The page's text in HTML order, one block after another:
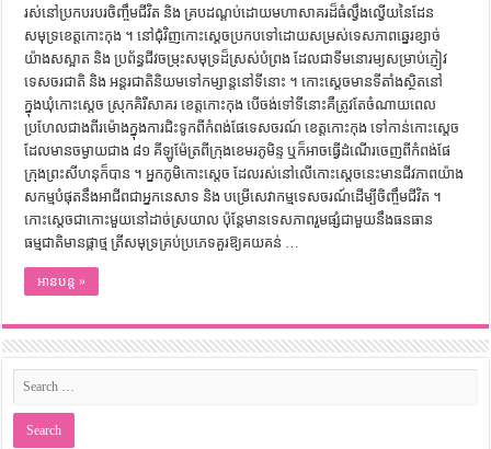
រស់នៅប្រកបរបរចិញ្ចឹមជីវិត និង គ្របដណ្តប់ដោយមហាសាគរដ៏ធំល្វឹងល្វើយនៃដែន
សមុទ្រខេត្តកោះកុង ។ នៅជុំវិញកោះស្តេចប្រកបទៅដោយសម្រស់ទេសភាពឆ្នេរខ្សាច់
យ៉ាងសស្អាត និង ប្រព័ន្ធជីវចម្រុះសមុទ្រដ៏ស្រស់បំព្រង ដែលជាទីមនោរម្យសម្រាប់ភ្ញៀវ
ទេសចរជាតិ និង អន្តរជាតិនិយមទៅកម្សាន្តនៅទីនោះ ។ កោះស្តេចមានទីតាំងស្ថិតនៅ
ក្នុងឃុំកោះស្តេច ស្រុកគិរីសាគរ ខេត្តកោះកុង បើចង់ទៅទីនោះគឺត្រូវតែចំណាយពេល
ប្រហែលជាងពីរម៉ោងក្នុងការជិះទូកពីកំពង់ផែទេសចរណ៍ ខេត្តកោះកុង ទៅកាន់កោះស្តេច
ដែលមានចម្ងាយជាង ៨១ គីឡូម៉ែត្រពីក្រុងខេមរភូមិន្ទ ឬក៏អាចធ្វើដំណើរចេញពីកំពង់ផែ
ក្រុងព្រះសីហនុក៏បាន ។ អ្នកភូមិកោះស្តេច ដែលរស់នៅលើកោះស្តេចនេះមានជីវភាពយ៉ាង
សកម្មបំផុតនឹងអាជីពជាអ្នកនេសាទ និង បម្រើសេវាកម្មទេសចរណ៍ដើម្បីចិញ្ចឹមជីវិត ។
កោះស្តេចជាកោះមួយនៅដាច់ស្រយាល ប៉ុន្តែមានទេសភាពរួមផ្សំជាមួយនឹងធនធាន
ធម្មជាតិមានផ្កាថ្ម ត្រីសមុទ្រគ្រប់ប្រភេទគួរឱ្យគយគន់ …
អានបន្ត »